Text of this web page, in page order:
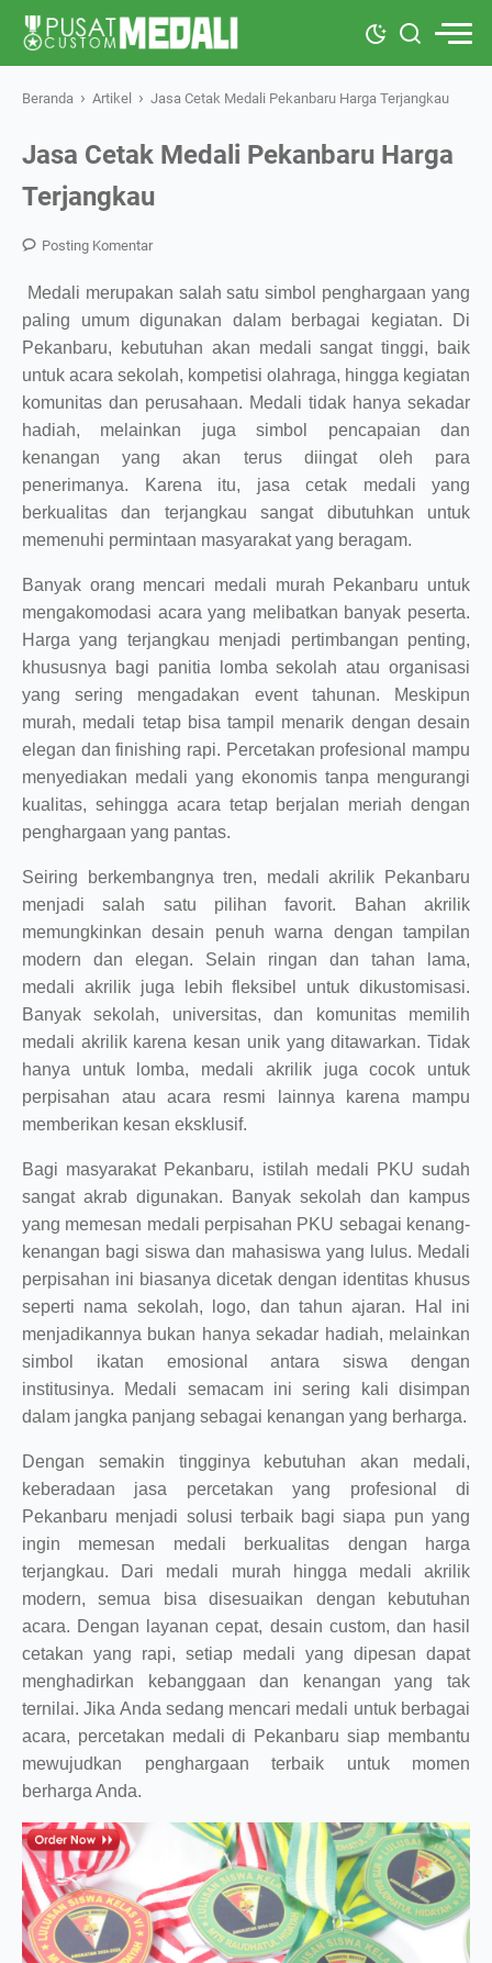
Beranda › Artikel › Jasa Cetak Medali Pekanbaru Harga Terjangkau
Jasa Cetak Medali Pekanbaru Harga
Terjangkau
Posting Komentar
Medali merupakan salah satu simbol penghargaan yang
paling umum digunakan dalam berbagai kegiatan. Di
Pekanbaru, kebutuhan akan medali sangat tinggi, baik
untuk acara sekolah, kompetisi olahraga, hingga kegiatan
komunitas dan perusahaan. Medali tidak hanya sekadar
hadiah, melainkan juga simbol pencapaian dan
kenangan yang akan terus diingat oleh para
penerimanya. Karena itu, jasa cetak medali yang
berkualitas dan terjangkau sangat dibutuhkan untuk
memenuhi permintaan masyarakat yang beragam.
Banyak orang mencari medali murah Pekanbaru untuk
mengakomodasi acara yang melibatkan banyak peserta.
Harga yang terjangkau menjadi pertimbangan penting,
khususnya bagi panitia lomba sekolah atau organisasi
yang sering mengadakan event tahunan. Meskipun
murah, medali tetap bisa tampil menarik dengan desain
elegan dan finishing rapi. Percetakan profesional mampu
menyediakan medali yang ekonomis tanpa mengurangi
kualitas, sehingga acara tetap berjalan meriah dengan
penghargaan yang pantas.
Seiring berkembangnya tren, medali akrilik Pekanbaru
menjadi salah satu pilihan favorit. Bahan akrilik
memungkinkan desain penuh warna dengan tampilan
modern dan elegan. Selain ringan dan tahan lama,
medali akrilik juga lebih fleksibel untuk dikustomisasi.
Banyak sekolah, universitas, dan komunitas memilih
medali akrilik karena kesan unik yang ditawarkan. Tidak
hanya untuk lomba, medali akrilik juga cocok untuk
perpisahan atau acara resmi lainnya karena mampu
memberikan kesan eksklusif.
Bagi masyarakat Pekanbaru, istilah medali PKU sudah
sangat akrab digunakan. Banyak sekolah dan kampus
yang memesan medali perpisahan PKU sebagai kenang-
kenangan bagi siswa dan mahasiswa yang lulus. Medali
perpisahan ini biasanya dicetak dengan identitas khusus
seperti nama sekolah, logo, dan tahun ajaran. Hal ini
menjadikannya bukan hanya sekadar hadiah, melainkan
simbol ikatan emosional antara siswa dengan
institusinya. Medali semacam ini sering kali disimpan
dalam jangka panjang sebagai kenangan yang berharga.
Dengan semakin tingginya kebutuhan akan medali,
keberadaan jasa percetakan yang profesional di
Pekanbaru menjadi solusi terbaik bagi siapa pun yang
ingin memesan medali berkualitas dengan harga
terjangkau. Dari medali murah hingga medali akrilik
modern, semua bisa disesuaikan dengan kebutuhan
acara. Dengan layanan cepat, desain custom, dan hasil
cetakan yang rapi, setiap medali yang dipesan dapat
menghadirkan kebanggaan dan kenangan yang tak
ternilai. Jika Anda sedang mencari medali untuk berbagai
acara, percetakan medali di Pekanbaru siap membantu
mewujudkan penghargaan terbaik untuk momen
berharga Anda.